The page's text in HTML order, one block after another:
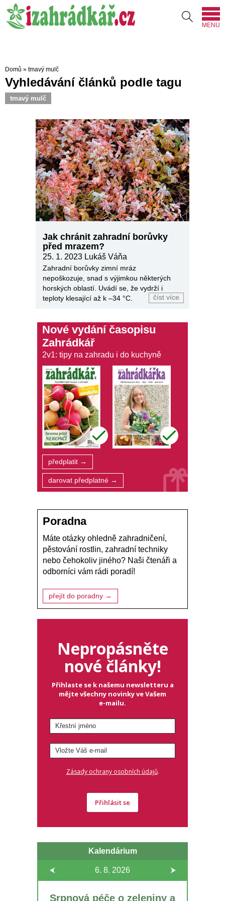
MENU
Domů » tmavý mulč
Vyhledávání článků podle tagu
tmavý mulč
Jak chránit zahradní borůvky
před mrazem?
25. 1. 2023 Lukáš Váňa
Zahradní borůvky zimní mráz
nepoškozuje, snad s výjimkou některých
horských oblastí. Uvádí se, že vydrží i
teploty klesající až k –34 °C.
číst více
Nové vydání časopisu
Zahrádkář
2v1: tipy na zahradu i do kuchyně
předplatit →
darovat předplatné →
Poradna
Máte otázky ohledně zahradničení,
pěstování rostlin, zahradní techniky
nebo čehokoliv jiného? Naši čtenáři a
odborníci vám rádi poradí!
přejít do poradny →
Nepropásněte
nové články!
Přihlaste se k našemu newsletteru a
mějte všechny novinky ve Vašem
e-mailu.
Zásady ochrany osobních údajů.
Přihlásit se
Kalendárium
6. 8. 2026
Srpnová péče o zeleniny a